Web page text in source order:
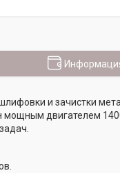
и зачистки
двигателем